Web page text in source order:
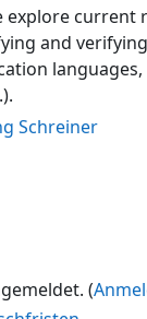
explore current
and
Schreiner
(